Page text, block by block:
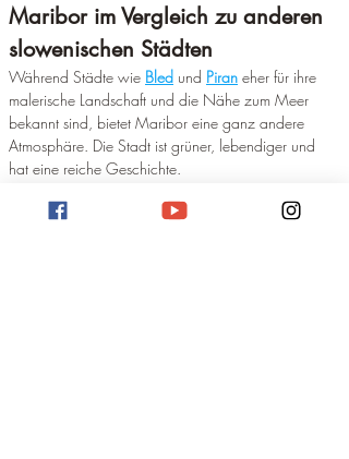
Maribor im Vergleich zu anderen
slowenischen Städten
Während Städte wie Bled und Piran eher für ihre
malerische Landschaft und die Nähe zum Meer
bekannt sind, bietet Maribor eine ganz andere
Atmosphäre. Die Stadt ist grüner, lebendiger und
hat eine reiche Geschichte.
Fazit: